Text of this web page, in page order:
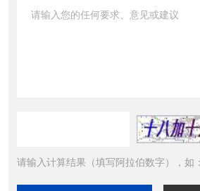
请输入计算结果（填写阿拉伯数字），如